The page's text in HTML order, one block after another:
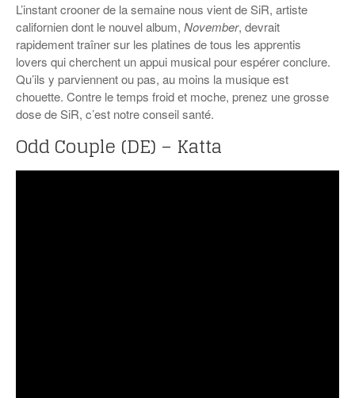
L’instant crooner de la semaine nous vient de SiR, artiste
californien dont le nouvel album, November, devrait
rapidement traîner sur les platines de tous les apprentis
lovers qui cherchent un appui musical pour espérer conclure.
Qu’ils y parviennent ou pas, au moins la musique est
chouette. Contre le temps froid et moche, prenez une grosse
dose de SiR, c’est notre conseil santé.
Odd Couple (DE) – Katta